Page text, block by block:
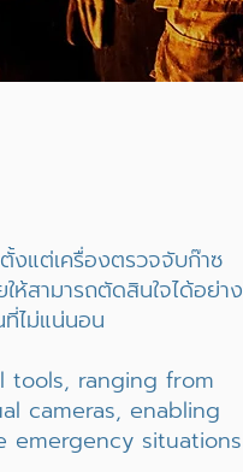
งแต่เครื่องตรวจจับก๊าซ
สามารถตัดสินใจได้อย่าง
ไม่แน่นอน
tools, ranging from
cameras, enabling
emergency situations